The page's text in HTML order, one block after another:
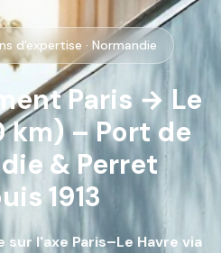
d'expertise · Normandie
Paris → Le
km) – Port de
& Perret
1913
l'axe Paris–Le Havre via